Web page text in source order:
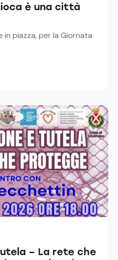
è una città
in piazza, per la Giornata
– La rete che